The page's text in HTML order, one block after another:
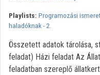
Playlists: Programozási
haladóknak - 2.
Összetett adatok tárolása,
feladat) Házi feladat Az
feladatban szereplő